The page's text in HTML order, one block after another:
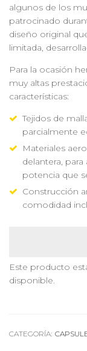
algunos de los
patrocinado
diseño original
limitada,
Para la ocasión
muy altas
características:
Tejidos de
parcialmente
Materiales
delantera,
potencia que
Construcción
comodidad
Este producto
disponible.
CATEGORÍA: